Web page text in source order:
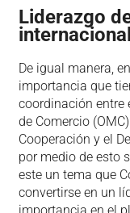
Liderazgo
internacional
De igual manera,
importancia que
coordinación entre
de Comercio
Cooperación y el
por medio de esto
este un tema que
convertirse en un
importancia en el